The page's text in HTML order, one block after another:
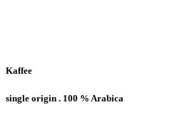
Kaffee
single origin . 100 % Arabica